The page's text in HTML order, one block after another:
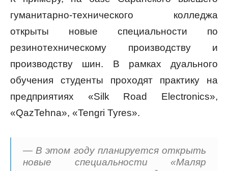
гуманитарно-технического колледжа
открыты новые специальности по
резинотехническому производству и
производству шин. В рамках дуального
обучения студенты проходят практику на
предприятиях «Silk Road Electronics»,
«QazTehna», «Tengri Tyres».
— В этом году планируется открыть
новые специальности «Маляр